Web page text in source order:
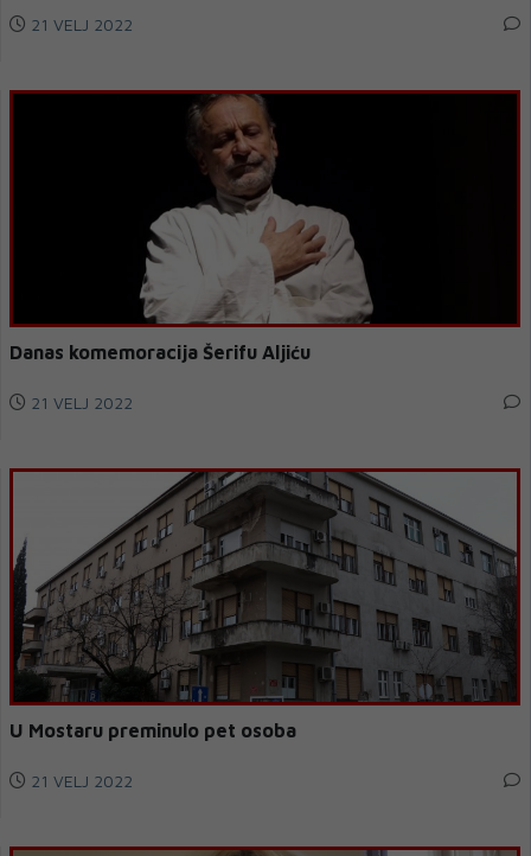
21 VELJ 2022
Danas komemoracija Šerifu Aljiću
21 VELJ 2022
U Mostaru preminulo pet osoba
21 VELJ 2022